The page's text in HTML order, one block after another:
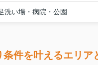
洗い場・病院・公園
件を叶えるエリア